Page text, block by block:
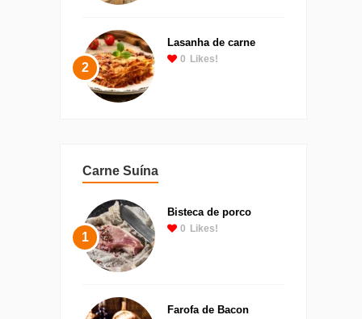
2
Lasanha de carne
0 Likes!
Carne Suína
1
Bisteca de porco
0 Likes!
Farofa de Bacon